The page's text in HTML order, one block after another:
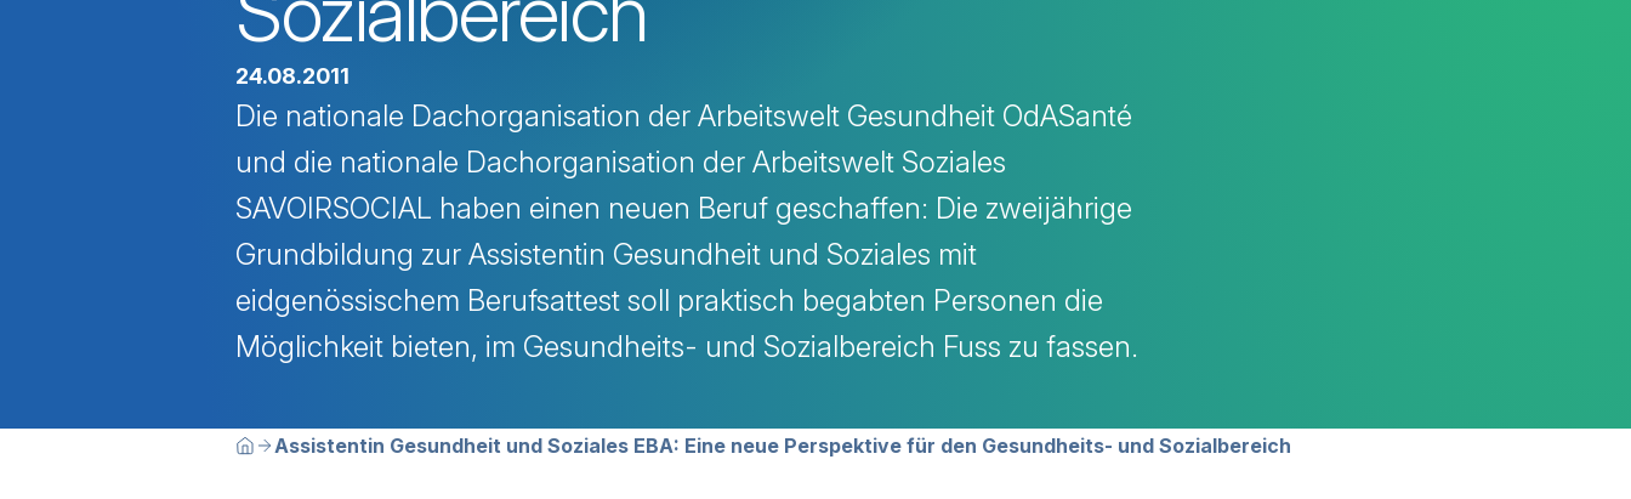
24.08.2011
Die nationale Dachorganisation der Arbeitswelt Gesundheit OdASanté
und die nationale Dachorganisation der Arbeitswelt Soziales
SAVOIRSOCIAL haben einen neuen Beruf geschaffen: Die zweijährige
Grundbildung zur Assistentin Gesundheit und Soziales mit
eidgenössischem Berufsattest soll praktisch begabten Personen die
Möglichkeit bieten, im Gesundheits- und Sozialbereich Fuss zu fassen.
Breadcrumbnavigation
Sie befinden sich hier:
HomeAssistentin Gesundheit und Soziales EBA: Eine neue Perspektive für den Gesundheits- und Sozialbereich